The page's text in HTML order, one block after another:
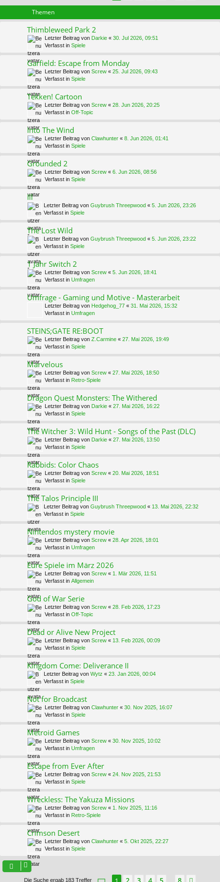
Themen
Thimbleweed Park 2
Letzter Beitrag von Darkie « 30. Jul 2026, 09:51
Verfasst in Spiele
Garfield: Escape from Monday
Letzter Beitrag von Screw « 25. Jul 2026, 09:43
Verfasst in Spiele
Tekken! Cartoon
Letzter Beitrag von Screw « 28. Jun 2026, 20:25
Verfasst in Off-Topic
Into The Wind
Letzter Beitrag von Clawhunter « 8. Jun 2026, 01:41
Verfasst in Spiele
Grounded 2
Letzter Beitrag von Screw « 6. Jun 2026, 08:56
Verfasst in Spiele
Ill
Letzter Beitrag von Guybrush Threepwood « 5. Jun 2026, 23:26
Verfasst in Spiele
The Lost Wild
Letzter Beitrag von Guybrush Threepwood « 5. Jun 2026, 23:22
Verfasst in Spiele
1 Jahr Switch 2
Letzter Beitrag von Screw « 5. Jun 2026, 18:41
Verfasst in Umfragen
Umfrage - Gaming und Motive - Masterarbeit
Letzter Beitrag von Hedgehog_77 « 31. Mai 2026, 15:32
Verfasst in Umfragen
STEINS;GATE RE:BOOT
Letzter Beitrag von Z.Carmine « 27. Mai 2026, 19:49
Verfasst in Spiele
Marvelous
Letzter Beitrag von Screw « 27. Mai 2026, 18:50
Verfasst in Retro-Spiele
Dragon Quest Monsters: The Withered
Letzter Beitrag von Darkie « 27. Mai 2026, 16:22
Verfasst in Spiele
The Witcher 3: Wild Hunt - Songs of the Past (DLC)
Letzter Beitrag von Darkie « 27. Mai 2026, 13:50
Verfasst in Spiele
Rabbids: Color Chaos
Letzter Beitrag von Screw « 20. Mai 2026, 18:51
Verfasst in Spiele
The Talos Principle III
Letzter Beitrag von Guybrush Threepwood « 13. Mai 2026, 22:32
Verfasst in Spiele
Nintendos mystery movie
Letzter Beitrag von Screw « 28. Apr 2026, 18:01
Verfasst in Umfragen
Eure Spiele im März 2026
Letzter Beitrag von Screw « 1. Mär 2026, 11:51
Verfasst in Allgemein
God of War Serie
Letzter Beitrag von Screw « 28. Feb 2026, 17:23
Verfasst in Off-Topic
Dead or Alive New Project
Letzter Beitrag von Screw « 13. Feb 2026, 00:09
Verfasst in Spiele
Kingdom Come: Deliverance II
Letzter Beitrag von Wytz « 23. Jan 2026, 00:04
Verfasst in Spiele
Not for Broadcast
Letzter Beitrag von Clawhunter « 30. Nov 2025, 16:07
Verfasst in Spiele
Metroid Games
Letzter Beitrag von Screw « 30. Nov 2025, 10:02
Verfasst in Umfragen
Escape from Ever After
Letzter Beitrag von Screw « 24. Nov 2025, 21:53
Verfasst in Spiele
Wreckless: The Yakuza Missions
Letzter Beitrag von Screw « 1. Nov 2025, 11:16
Verfasst in Retro-Spiele
Crimson Desert
Letzter Beitrag von Clawhunter « 5. Okt 2025, 22:27
Verfasst in Spiele
Die Suche ergab 183 Treffer